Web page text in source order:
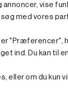
vise
med vores
"Præferencer",
ind. Du kan
eller om du kun
skal væk fra
på 1-2 ton
kørende
–
du hos os,
vente. Hvad
størrelse,